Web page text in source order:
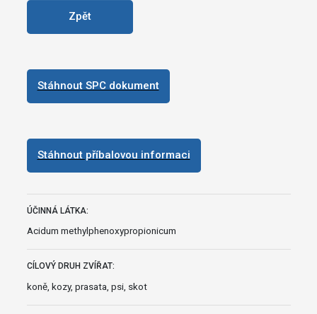
Zpět
Stáhnout SPC dokument
Stáhnout příbalovou informaci
ÚČINNÁ LÁTKA:
Acidum methylphenoxypropionicum
CÍLOVÝ DRUH ZVÍŘAT:
koně, kozy, prasata, psi, skot